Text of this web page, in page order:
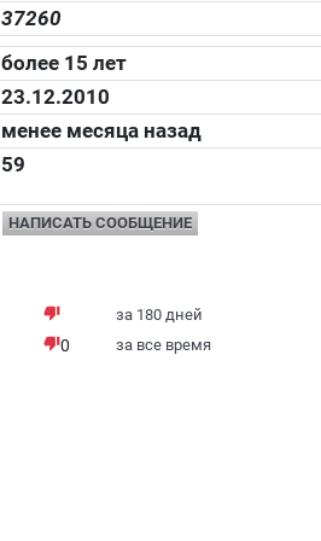
37260
более 15 лет
23.12.2010
менее месяца назад
59
НАПИСАТЬ СООБЩЕНИЕ
thumb_down за 180 дней
thumb_down0 за все время